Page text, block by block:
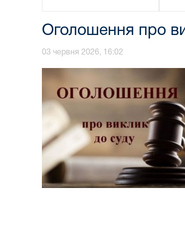
Оголошення про
03 червня 2026, 16:02